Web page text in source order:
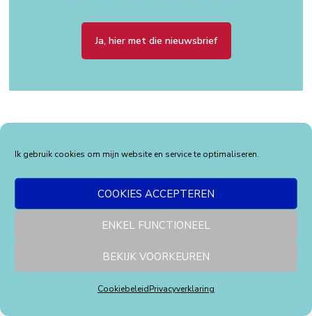
Ik gebruik cookies om mijn website en service te optimaliseren.
COOKIES ACCEPTEREN
ENKEL FUNCTIONEEL
BEKIJK VOORKEUREN
CookiebeleidPrivacyverklaring
Ja, hier met die nieuwsbrief